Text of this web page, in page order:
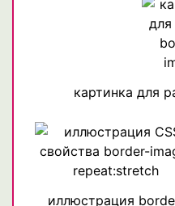
картинка для
иллюстрация